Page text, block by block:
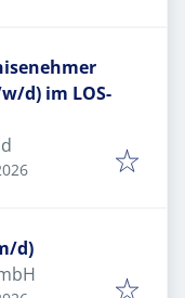
d) im LOS-
d)